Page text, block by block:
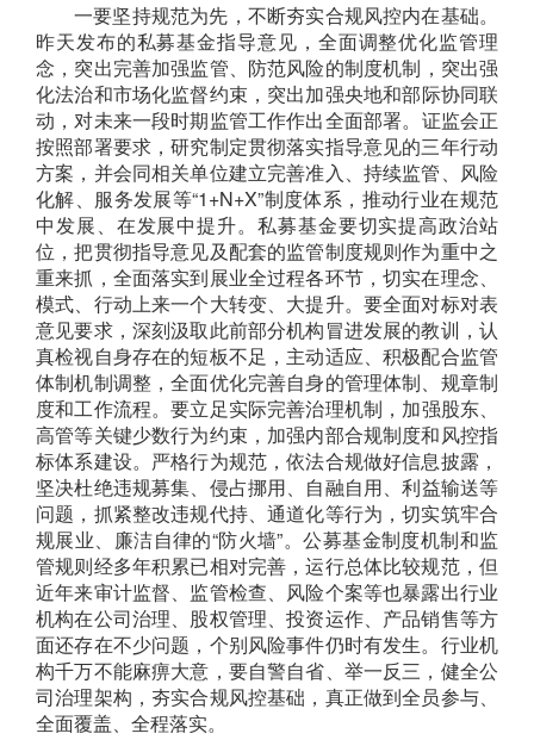
一要坚持规范为先，不断夯实合规风控内在基础。
昨天发布的私募基金指导意见，全面调整优化监管理
念， 突出完善加强监管、防范风险的制度机制 ， 突出强
化法治和市场化监督约束 ， 突出加强央地和部际协同联
动 ，对未来一段时期监管工作作出全面部署。证监会正
按照部署要求，研究制定贯彻落实指导意见的三年行动
方案， 并会同相关单位建立完善准入、 持续监管、风险
化解、服务发展等“1+N+X”制度体系 ， 推动行业在规范
中发展、在发展中提升。 私募基金要切实提高政治站
位，把贯彻指导意见及配套的监管制度规则作为重中之
重来抓，全面落实到展业全过程各环节，切实在理念、
模式、行动上来一个大转变、大提升。要全面对标对表
意见要求，深刻汲取此前部分机构冒进发展的教训，认
真检视自身存在的短板不足，主动适应、积极配合监管
体制机制调整，全面优化完善自身的管理体制、规章制
度和工作流程。要立足实际完善治理机制 ，加强股东、
高管等关键少数行为约束，加强内部合规制度和风控指
标体系建设。严格行为规范，依法合规做好信息披露，
坚决杜绝违规募集、 侵占挪用、 自融自用、利益输送等
问题，抓紧整改违规代持、通道化等行为，切实筑牢合
规展业、廉洁自律的“防火墙”。公募基金制度机制和监
管规则经多年积累已相对完善，运行总体比较规范，但
近年来审计监督、监管检查、风险个案等也暴露出行业
机构在公司治理、股权管理、投资运作、产品销售等方
面还存在不少问题，个别风险事件仍时有发生。行业机
构千万不能麻痹大意， 要自警自省、举一反三，健全公
司治理架构，夯实合规风控基础， 真正做到全员参与、
全面覆盖、全程落实。